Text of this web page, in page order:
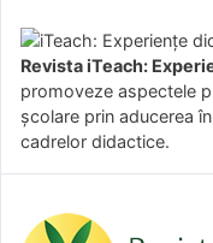
Revista iTeach:
promoveze aspectele
şcolare prin aducerea
cadrelor didactice.